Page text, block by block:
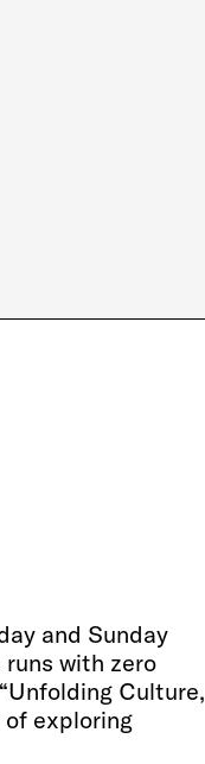
and Sunday
with zero
Culture,
of exploring